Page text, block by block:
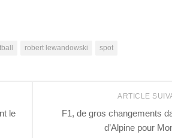
robert lewandowski spot
ARTICLE
F1, de gros changements
d’Alpine pour
le